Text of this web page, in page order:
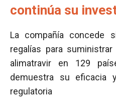
continúa su
La compañía concede
regalías para
alimatravir en 129
demuestra su eficacia
regulatoria